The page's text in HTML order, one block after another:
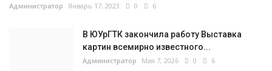
Администратор Январь 17, 2023 0 6
В ЮУрГТК закончила работу Выставка
картин всемирно известного...
Администратор Мая 7, 2026 0 6